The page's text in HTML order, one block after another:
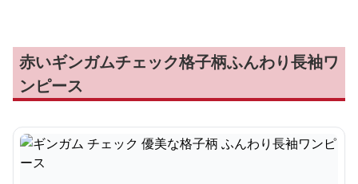
赤いギンガムチェック格子柄ふんわり長袖ワ
ンピース